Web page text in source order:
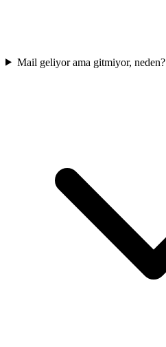
Mail geliyor ama gitmiyor, neden?